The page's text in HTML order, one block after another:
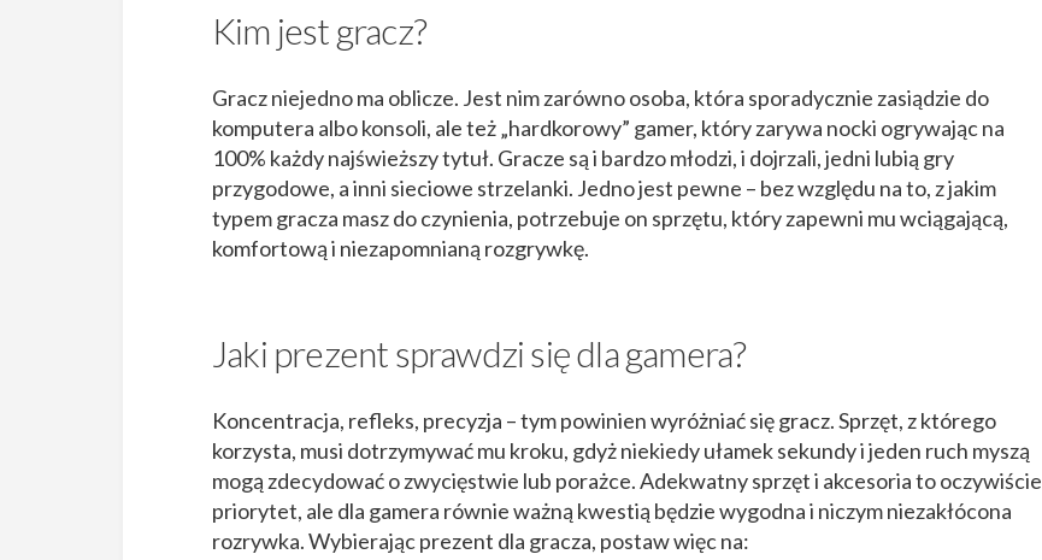
Kim jest gracz?
Gracz niejedno ma oblicze. Jest nim zarówno osoba, która sporadycznie zasiądzie do
komputera albo konsoli, ale też „hardkorowy” gamer, który zarywa nocki ogrywając na
100% każdy najświeższy tytuł. Gracze są i bardzo młodzi, i dojrzali, jedni lubią gry
przygodowe, a inni sieciowe strzelanki. Jedno jest pewne – bez względu na to, z jakim
typem gracza masz do czynienia, potrzebuje on sprzętu, który zapewni mu wciągającą,
komfortową i niezapomnianą rozgrywkę.
Jaki prezent sprawdzi się dla gamera?
Koncentracja, refleks, precyzja – tym powinien wyróżniać się gracz. Sprzęt, z którego
korzysta, musi dotrzymywać mu kroku, gdyż niekiedy ułamek sekundy i jeden ruch myszą
mogą zdecydować o zwycięstwie lub porażce. Adekwatny sprzęt i akcesoria to oczywiście
priorytet, ale dla gamera równie ważną kwestią będzie wygodna i niczym niezakłócona
rozrywka. Wybierając prezent dla gracza, postaw więc na: